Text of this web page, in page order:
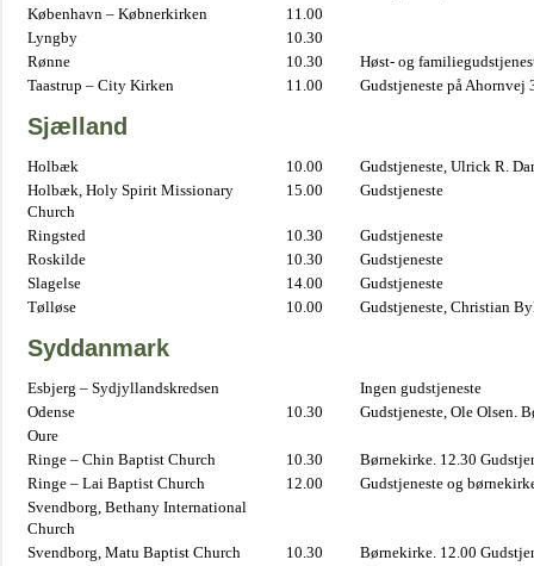
København – Købnerkirken
11.00
Lyngby
10.30
Rønne
10.30
Høst- og
Taastrup – City Kirken
11.00 Gudstjeneste på Ahornvej
Sjælland
Holbæk 10.00
Gudstjeneste, Ulrick R.
Holbæk, Holy Spirit Missionary
Church
15.00 Gudstjeneste
Ringsted 10.30
Gudstjeneste
Roskilde
10.30
Gudstjeneste
Slagelse
14.00
Gudstjeneste
Tølløse
10.00 Gudstjeneste, Christian
Syddanmark
Esbjerg – Sydjyllandskredsen
Ingen gudstjeneste
Odense
10.30
Gudstjeneste, Ole Olsen.
Oure
Ringe – Chin Baptist Church
10.30
Børnekirke. 12.30
Ringe – Lai Baptist Church
12.00
Gudstjeneste og
Svendborg, Bethany International
Church
Svendborg, Matu Baptist Church
10.30
Børnekirke. 12.00